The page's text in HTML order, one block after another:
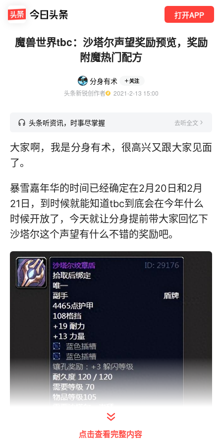
打开APP
魔兽世界tbc：沙塔尔声望奖励预览，奖励
附魔热门配方
分身有术 关注
头条新锐创作者
  2021-2-13 15:00
头条听资讯，时事尽掌握 去听全文
大家啊，我是分身有术，很高兴又跟大家见面
了。
暴雪嘉年华的时间已经确定在2月20日和2月
21日，到时候就能知道tbc到底会在今年什么
时候开放了，今天就让分身提前带大家回忆下
沙塔尔这个声望有什么不错的奖励吧。
点击查看完整内容